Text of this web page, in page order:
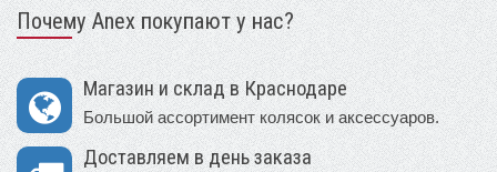
Почему Anex покупают у нас?
Магазин и склад в Краснодаре
Большой ассортимент колясок и аксессуаров.
Доставляем в день заказа